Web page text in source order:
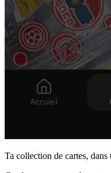
Ta collection de cartes, dans